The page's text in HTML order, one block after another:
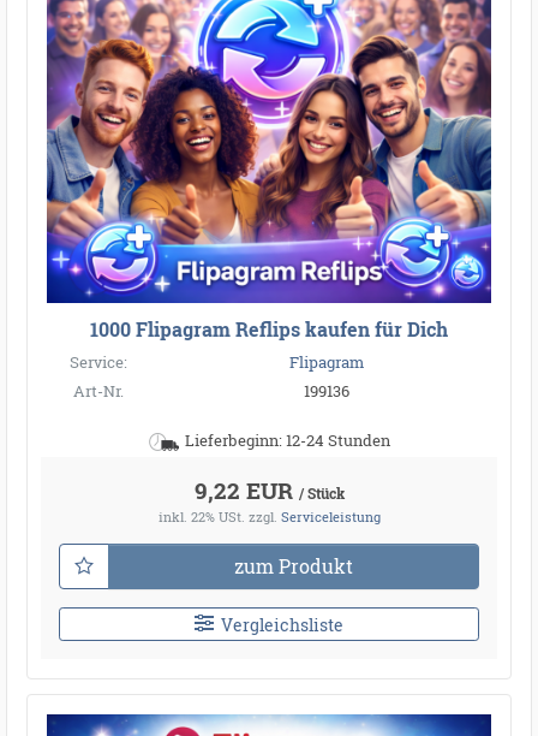
1000 Flipagram Reflips kaufen für Dich
Service:
Flipagram
Art-Nr.
199136
Lieferbeginn: 12-24 Stunden
9,22 EUR / Stück
inkl. 22% USt. zzgl. Serviceleistung
zum Produkt
Vergleichsliste